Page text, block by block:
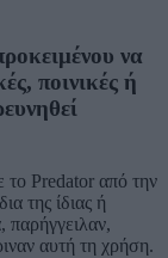
να
ποινικές ή
το Predator από την
της ίδιας ή
αυτή τη χρήση.